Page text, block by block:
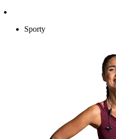
Sporty